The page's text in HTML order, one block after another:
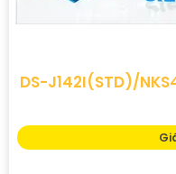
DS-J142I(STD)/